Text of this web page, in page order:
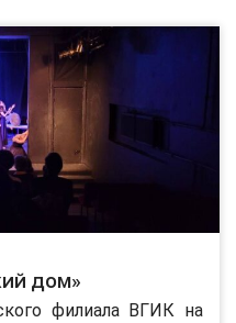
дом»
филиала ВГИК на